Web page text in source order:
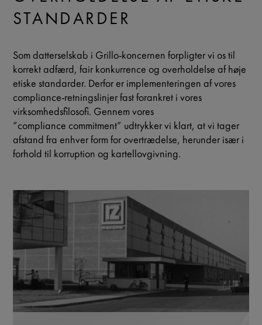
STANDARDER
Som datterselskab i Grillo-koncernen forpligter vi os til
korrekt adfærd, fair konkurrence og overholdelse af høje
etiske standarder. Derfor er implementeringen af vores
compliance-retningslinjer fast forankret i vores
virksomhedsfilosofi. Gennem vores
”compliance commitment” udtrykker vi klart, at vi tager
afstand fra enhver form for overtrædelse, herunder især i
forhold til korruption og kartellovgivning.